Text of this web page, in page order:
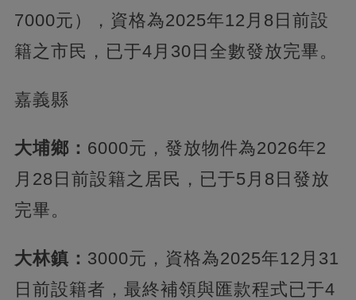
7000元），資格為2025年12月8日前設
籍之市民，已于4月30日全數發放完畢。
嘉義縣
大埔鄉： 6000元，發放物件為2026年2
月28日前設籍之居民，已于5月8日發放
完畢。
大林鎮： 3000元，資格為2025年12月31
日前設籍者，最終補領與匯款程式已于4